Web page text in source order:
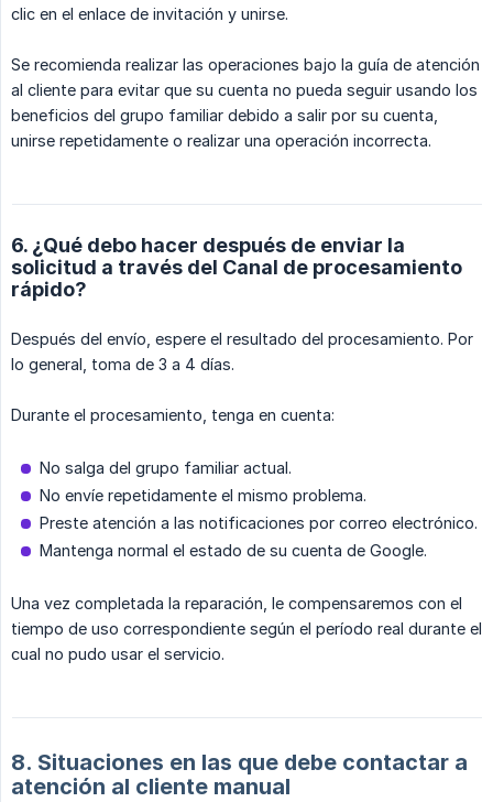
clic en el enlace de invitación y unirse.
Se recomienda realizar las operaciones bajo la guía de atención
al cliente para evitar que su cuenta no pueda seguir usando los
beneficios del grupo familiar debido a salir por su cuenta,
unirse repetidamente o realizar una operación incorrecta.
6. ¿Qué debo hacer después de enviar la
solicitud a través del Canal de procesamiento
rápido?
Después del envío, espere el resultado del procesamiento. Por
lo general, toma de 3 a 4 días.
Durante el procesamiento, tenga en cuenta:
No salga del grupo familiar actual.
No envíe repetidamente el mismo problema.
Preste atención a las notificaciones por correo electrónico.
Mantenga normal el estado de su cuenta de Google.
Una vez completada la reparación, le compensaremos con el
tiempo de uso correspondiente según el período real durante el
cual no pudo usar el servicio.
8. Situaciones en las que debe contactar a
atención al cliente manual